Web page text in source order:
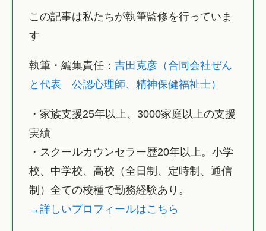
この記事は私たちが執筆監修を行っていま
す
執筆・編集責任： 吉田克彦（合同会社ぜん
と代表 公認心理師、精神保健福祉士）
・家族支援25年以上、3000家庭以上の支援
実績
・スクールカウンセラー歴20年以上。小学
校、中学校、高校（全日制、定時制、通信
制）全ての校種で勤務経験あり。
→詳しいプロフィールはこちら